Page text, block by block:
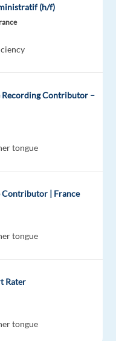
(h/f)
Recording Contributor –
tongue
Contributor | France
tongue
Rater
tongue